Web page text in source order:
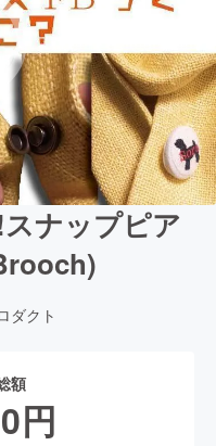
ナップピア
ダクト
額
円